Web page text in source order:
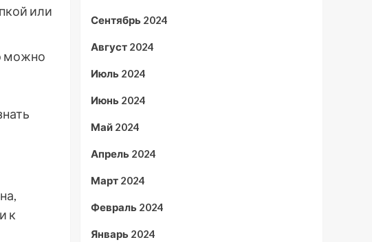
или
можно
к
Сентябрь 2024
Август 2024
Июль 2024
Июнь 2024
Май 2024
Апрель 2024
Март 2024
Февраль 2024
Январь 2024